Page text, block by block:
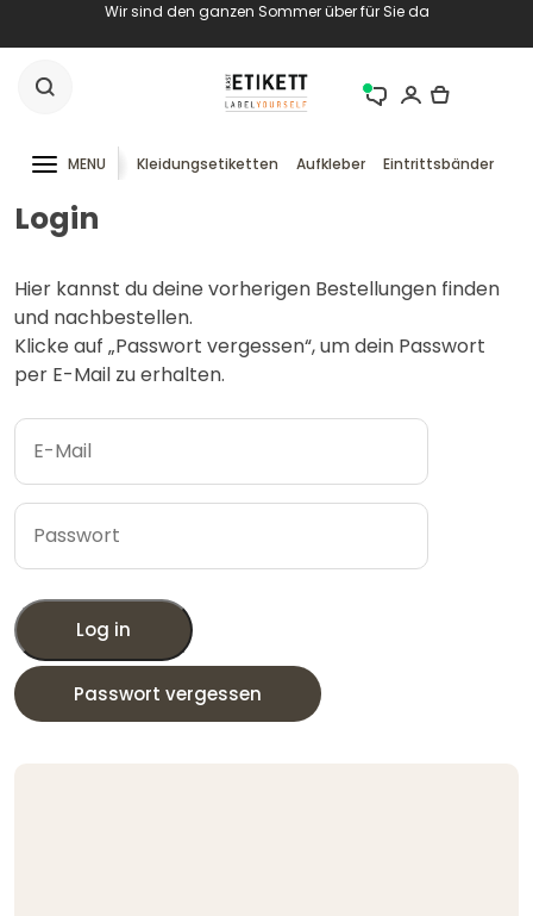
Wir sind den ganzen Sommer über für Sie da
MENU Kleidungsetiketten Aufkleber Eintrittsbänder
Login
Hier kannst du deine vorherigen Bestellungen finden
und nachbestellen.
Klicke auf „Passwort vergessen“, um dein Passwort
per E-Mail zu erhalten.
Log in
Passwort vergessen